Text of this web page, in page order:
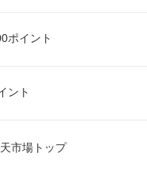
ポイント
ント
市場トップ